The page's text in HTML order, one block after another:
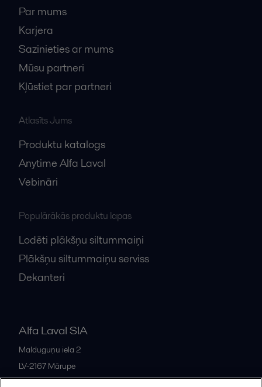
Par mums
Karjera
Sazinieties ar mums
Mūsu partneri
Kļūstiet par partneri
Atlasīts Jums
Produktu katalogs
Anytime Alfa Laval
Vebināri
Populārākās produktu lapas
Lodēti plākšņu siltummaiņi
Plākšņu siltummaiņu serviss
Dekanteri
Alfa Laval SIA
Malduguņu iela 2
LV-2167 Mārupe
Latvia